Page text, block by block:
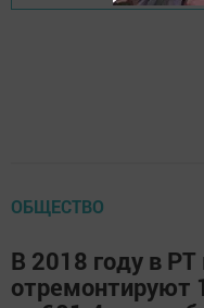
ОБЩЕСТВО
В 2018 году в РТ
отремонтируют